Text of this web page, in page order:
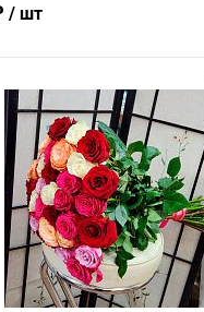
/ шт
В корзину
в 1 клик
В